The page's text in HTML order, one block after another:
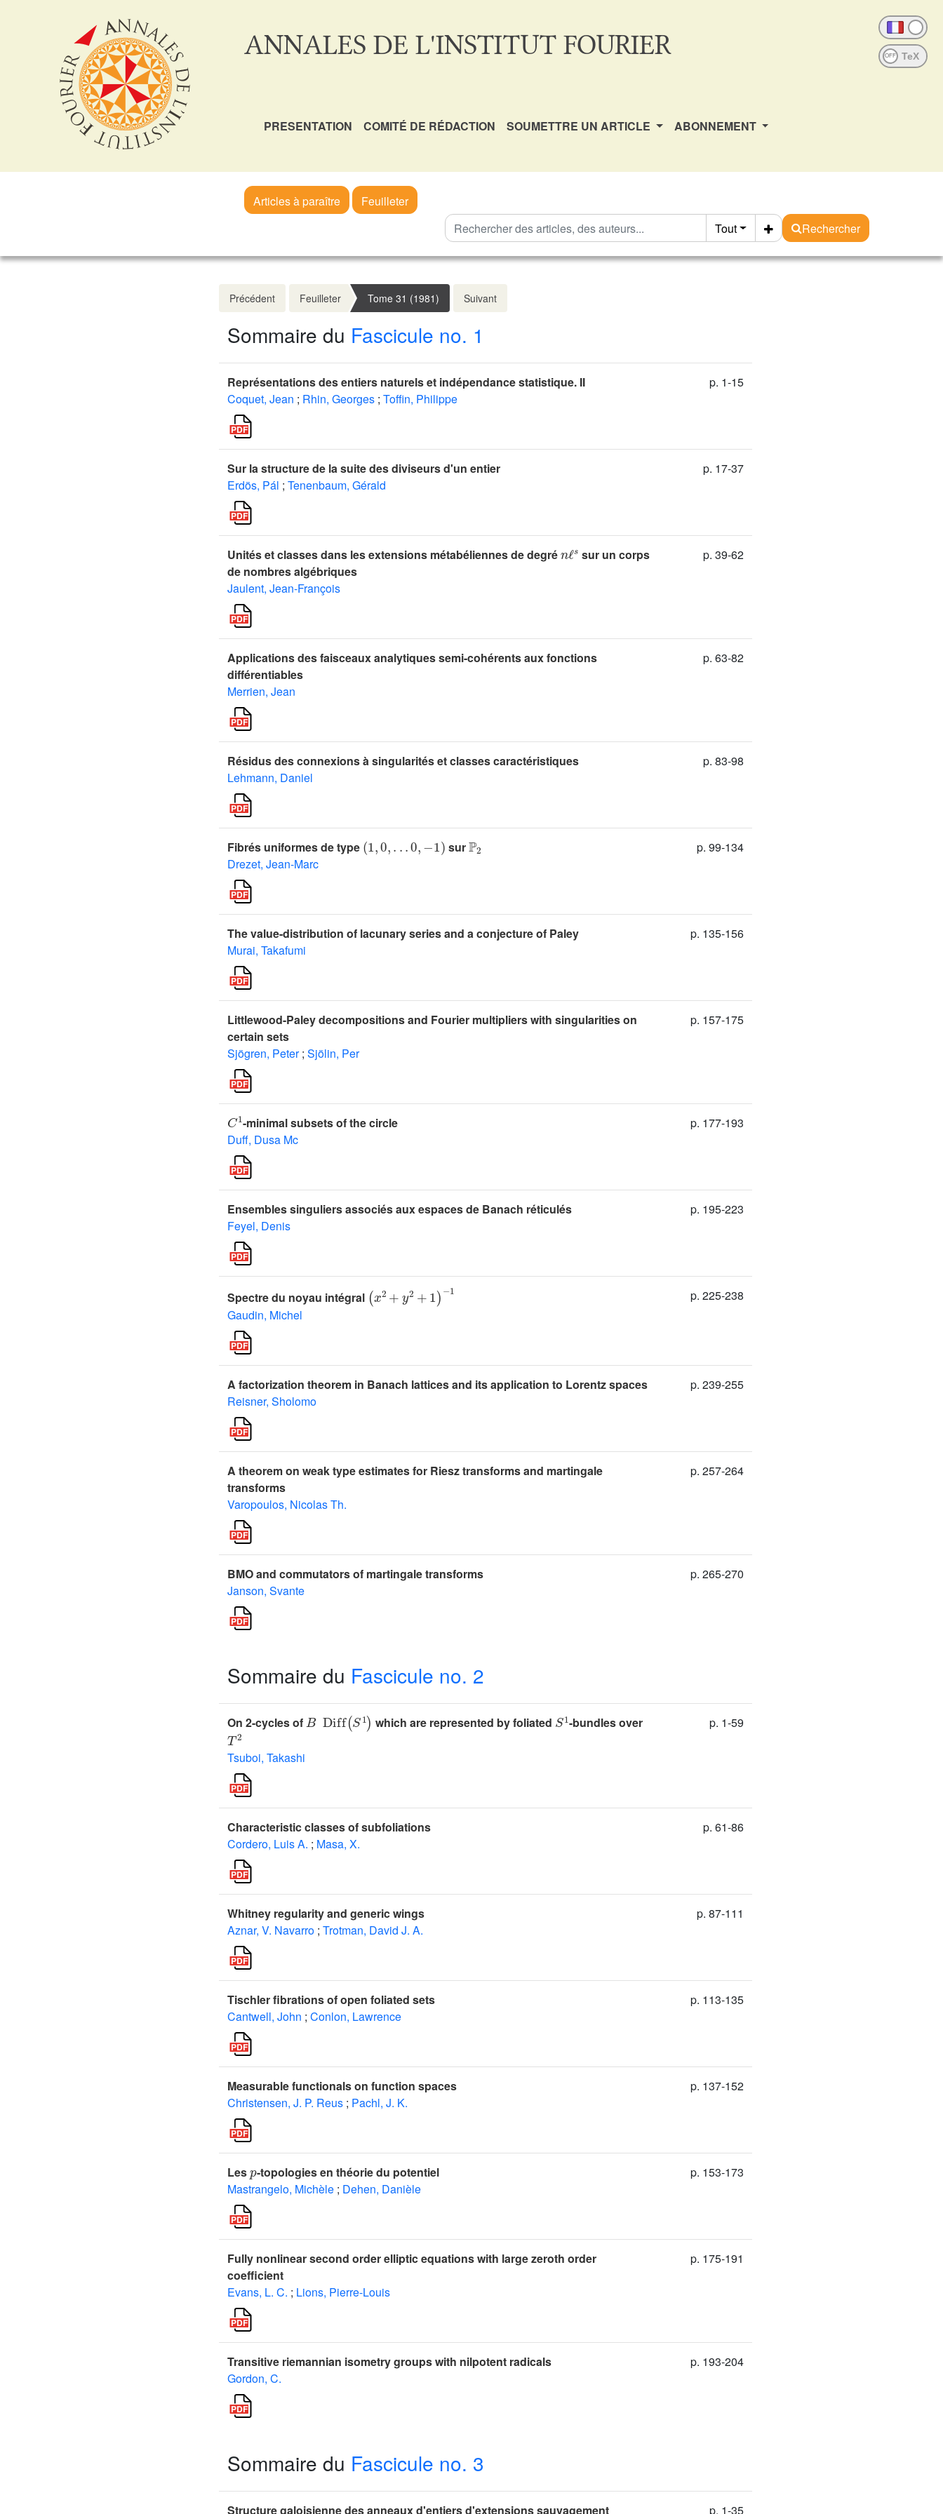
ANNALES DE L'INSTITUT FOURIER OFF
PRESENTATION COMITÉ DE RÉDACTION SOUMETTRE UN ARTICLE ABONNEMENT
Articles à paraître
Feuilleter
Tout
Rechercher
Précédent Feuilleter Tome 31 (1981) Suivant
Sommaire du Fascicule no. 1
Représentations des entiers naturels et indépendance statistique. II
Coquet, Jean ; Rhin, Georges ; Toffin, Philippe
p. 1-15
Sur la structure de la suite des diviseurs d'un entier
Erdös, Pál ; Tenenbaum, Gérald
p. 17-37
Unités et classes dans les extensions métabéliennes de degré
sur un corps
de nombres algébriques
Jaulent, Jean-François
p. 39-62
Applications des faisceaux analytiques semi-cohérents aux fonctions
différentiables
Merrien, Jean
p. 63-82
Résidus des connexions à singularités et classes caractéristiques
Lehmann, Daniel
p. 83-98
Fibrés uniformes de type
(
sur
Drezet, Jean-Marc
p. 99-134
The value-distribution of lacunary series and a conjecture of Paley
Murai, Takafumi
p. 135-156
Littlewood-Paley decompositions and Fourier multipliers with singularities on
certain sets
Sjögren, Peter ; Sjölin, Per
p. 157-175
1
-minimal subsets of the circle
Duff, Dusa Mc
p. 177-193
Ensembles singuliers associés aux espaces de Banach réticulés
Feyel, Denis
p. 195-223
Spectre du noyau intégral
(x 2 2+ 1
Gaudin, Michel
p. 225-238
A factorization theorem in Banach lattices and its application to Lorentz spaces
Reisner, Sholomo
p. 239-255
A theorem on weak type estimates for Riesz transforms and martingale
transforms
Varopoulos, Nicolas Th.
p. 257-264
BMO and commutators of martingale transforms
Janson, Svante
p. 265-270
Sommaire du Fascicule no. 2
On 2-cycles of
B Diff (S1)
which are represented by foliated
S1
-bundles over
T2
Tsuboi, Takashi
p. 1-59
Characteristic classes of subfoliations
Cordero, Luis A. ; Masa, X.
p. 61-86
Whitney regularity and generic wings
Aznar, V. Navarro ; Trotman, David J. A.
p. 87-111
Tischler fibrations of open foliated sets
Cantwell, John ; Conlon, Lawrence
p. 113-135
Measurable functionals on function spaces
Christensen, J. P. Reus ; Pachl, J. K.
p. 137-152
Les -topologies en théorie du potentiel
Mastrangelo, Michèle ; Dehen, Danièle
p. 153-173
Fully nonlinear second order elliptic equations with large zeroth order
coefficient
Evans, L. C. ; Lions, Pierre-Louis
p. 175-191
Transitive riemannian isometry groups with nilpotent radicals
Gordon, C.
p. 193-204
Sommaire du Fascicule no. 3
Structure galoisienne des anneaux d'entiers d'extensions sauvagement p. 1-35